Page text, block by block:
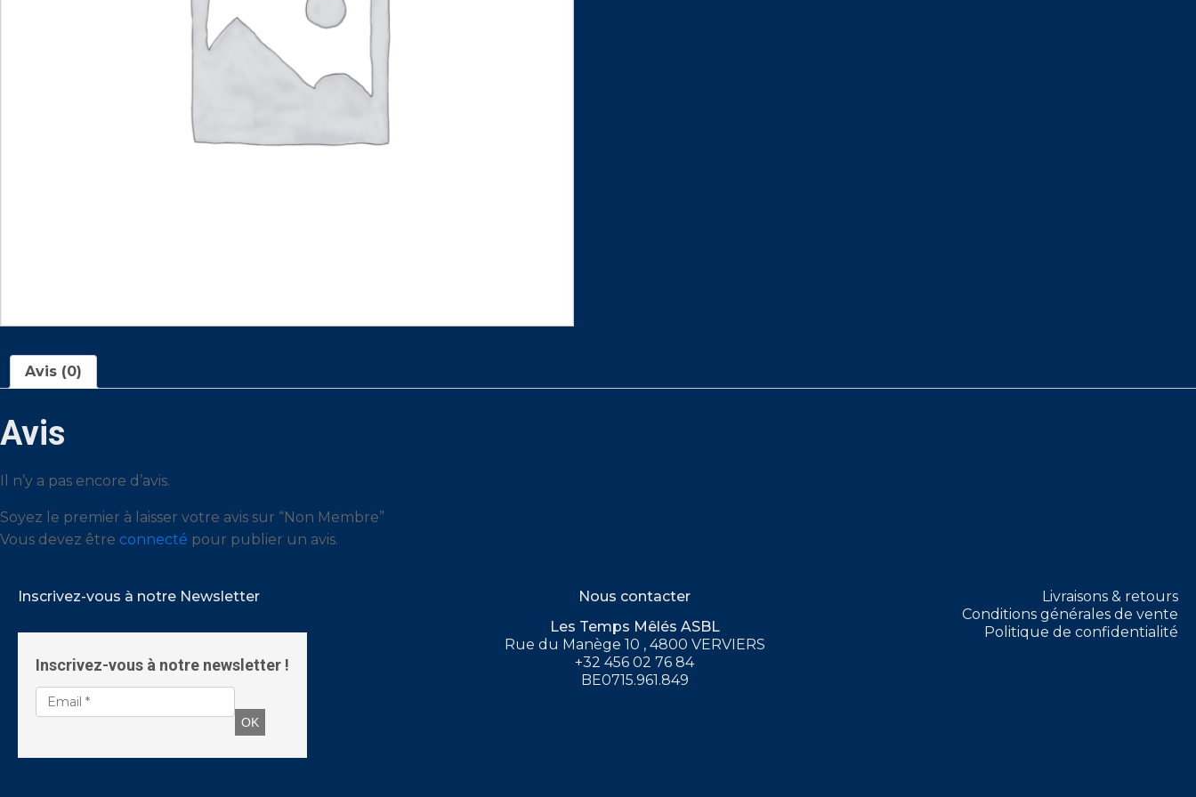
Avis (0)
Avis
Il n’y a pas encore d’avis.
Soyez le premier à laisser votre avis sur “Non Membre”
Vous devez être connecté pour publier un avis.
Inscrivez-vous à notre Newsletter
Inscrivez-vous à notre newsletter !
Nous contacter
Les Temps Mêlés ASBL
Rue du Manège 10 , 4800 VERVIERS
+32 456 02 76 84
BE0715.961.849
Livraisons & retours
Conditions générales de vente
Politique de confidentialité